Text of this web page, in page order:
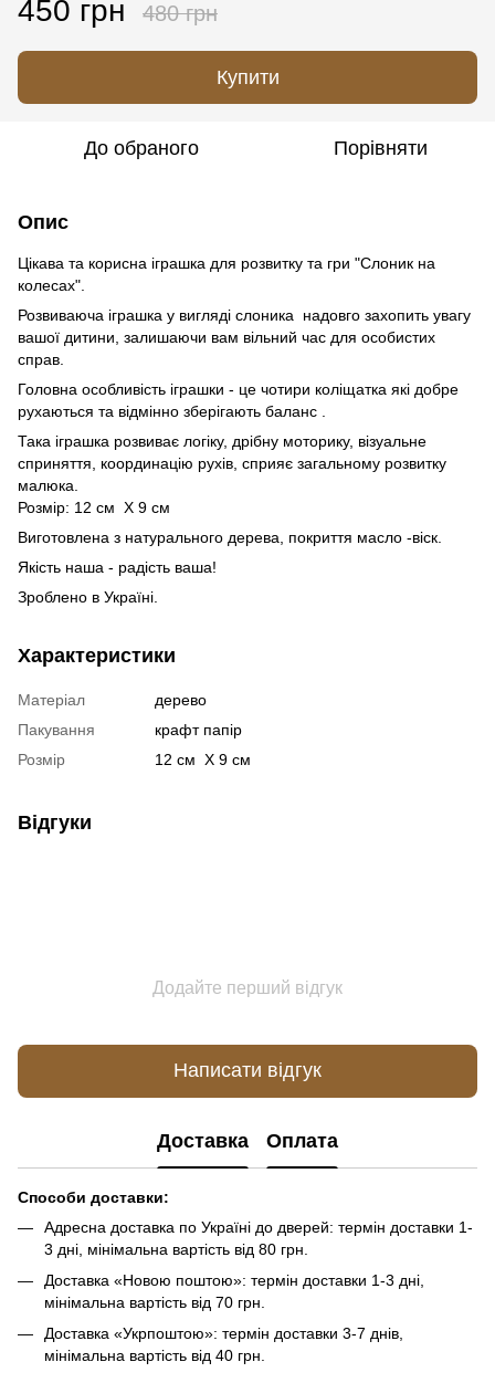
450 грн 480 грн
Купити
До обраного Порівняти
Опис
Цікава та корисна іграшка для розвитку та гри "Слоник на
колесах".
Розвиваюча іграшка у вигляді слоника надовго захопить увагу
вашої дитини, залишаючи вам вільний час для особистих
справ.
Головна особливість іграшки - це чотири коліщатка які добре
рухаються та відмінно зберігають баланс .
Така іграшка розвиває логіку, дрібну моторику, візуальне
сприняття, координацію рухів, сприяє загальному розвитку
малюка.
Розмір: 12 см Х 9 см
Виготовлена з натурального дерева, покриття масло -віск.
Якість наша - радість ваша!
Зроблено в Україні.
Характеристики
Матеріал
дерево
Пакування
крафт папір
Розмір
12 см Х 9 см
Відгуки
Додайте перший відгук
Написати відгук
Доставка Оплата
Способи доставки:
Адресна доставка по Україні до дверей: термін доставки 1-
3 дні, мінімальна вартість від 80 грн.
Доставка «Новою поштою»: термін доставки 1-3 дні,
мінімальна вартість від 70 грн.
Доставка «Укрпоштою»: термін доставки 3-7 днів,
мінімальна вартість від 40 грн.